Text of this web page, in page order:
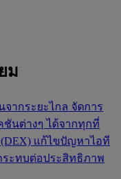
ม
จากระยะไกล จัดการ
นต่างๆ ได้จากทุกที่
(DEX) แก้ไขปัญหาไอที
ระทบต่อประสิทธิภาพ